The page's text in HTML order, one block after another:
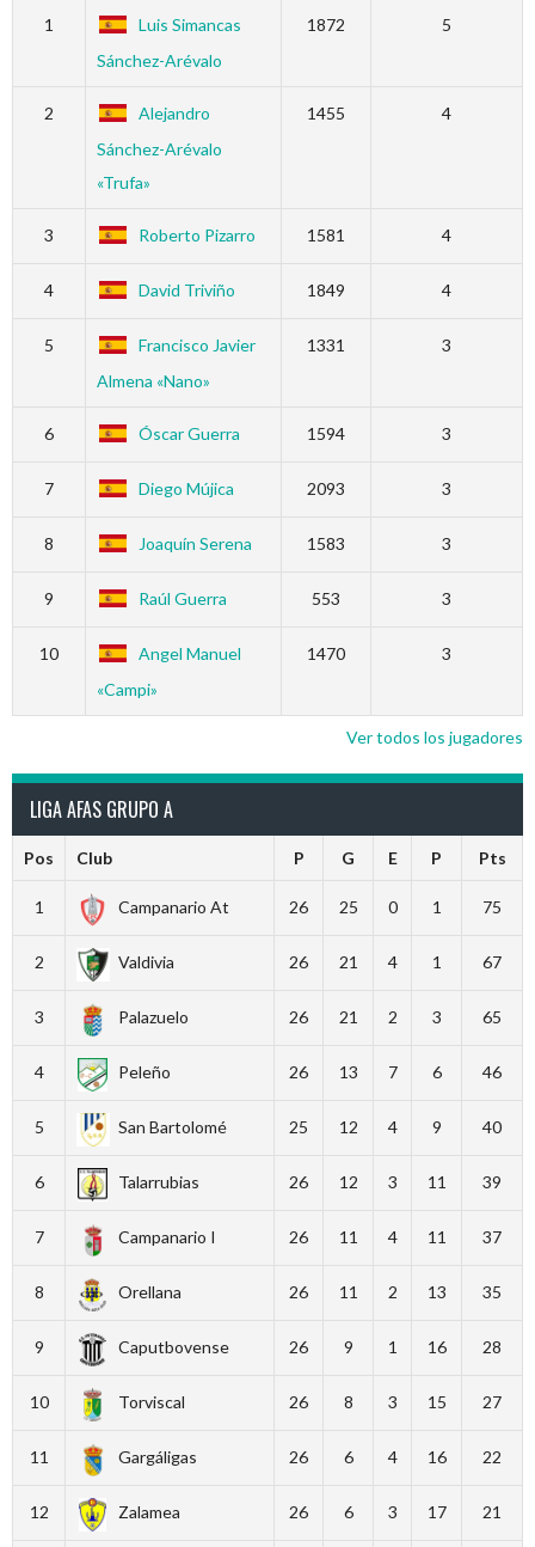
1
Luis Simancas
Sánchez-Arévalo
1872 5
2
Alejandro
Sánchez-Arévalo
«Trufa»
1455 4
3 Roberto Pizarro 1581 4
4 David Triviño 1849 4
5
Francisco Javier
Almena «Nano»
1331 3
6 Óscar Guerra 1594 3
7 Diego Mújica 2093 3
8 Joaquín Serena 1583 3
9 Raúl Guerra 553 3
10
Angel Manuel
«Campi»
1470 3
Ver todos los jugadores
LIGA AFAS GRUPO A
Pos Club P G E P Pts
1 Campanario At 26 25 0 1 75
2 Valdivia 26 21 4 1 67
3 Palazuelo 26 21 2 3 65
4 Peleño 26 13 7 6 46
5 San Bartolomé 25 12 4 9 40
6 Talarrubias 26 12 3 11 39
7 Campanario I 26 11 4 11 37
8 Orellana 26 11 2 13 35
9 Caputbovense 26 9 1 16 28
10 Torviscal 26 8 3 15 27
11 Gargáligas 26 6 4 16 22
12 Zalamea 26 6 3 17 21